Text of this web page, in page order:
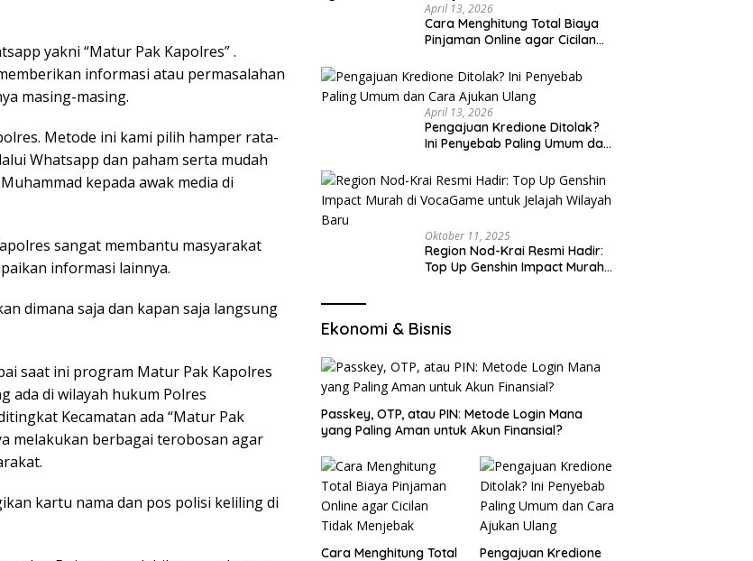
yakni “Matur Pak Kapolres” .
informasi atau permasalahan
masing-masing.
Metode ini kami pilih hamper rata-
Whatsapp dan paham serta mudah
kepada awak media di
sangat membantu masyarakat
informasi lainnya.
dimana saja dan kapan saja langsung
saat ini program Matur Pak Kapolres
ada di wilayah hukum Polres
Kecamatan ada “Matur Pak
melakukan berbagai terobosan agar
kartu nama dan pos polisi keliling di
April 13, 2026
Cara Menghitung Total Biaya
Pinjaman Online agar Cicilan
April 13, 2026
Pengajuan Kredione Ditolak?
Ini Penyebab Paling Umum dan
Oktober 11, 2025
Region Nod-Krai Resmi Hadir:
Top Up Genshin Impact Murah
Ekonomi & Bisnis
Passkey, OTP, atau PIN: Metode Login Mana
yang Paling Aman untuk Akun Finansial?
Cara Menghitung Total
Pengajuan Kredione